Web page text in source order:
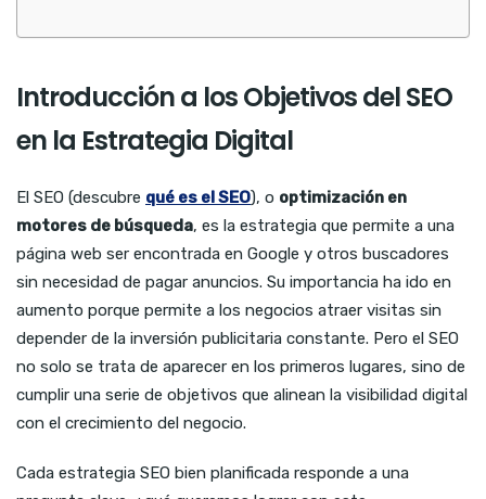
Introducción a los Objetivos del SEO
en la Estrategia Digital
El SEO (descubre qué es el SEO), o optimización en
motores de búsqueda, es la estrategia que permite a una
página web ser encontrada en Google y otros buscadores
sin necesidad de pagar anuncios. Su importancia ha ido en
aumento porque permite a los negocios atraer visitas sin
depender de la inversión publicitaria constante. Pero el SEO
no solo se trata de aparecer en los primeros lugares, sino de
cumplir una serie de objetivos que alinean la visibilidad digital
con el crecimiento del negocio.
Cada estrategia SEO bien planificada responde a una